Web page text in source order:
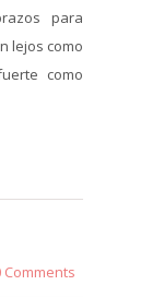
para
lejos como
como
Comments